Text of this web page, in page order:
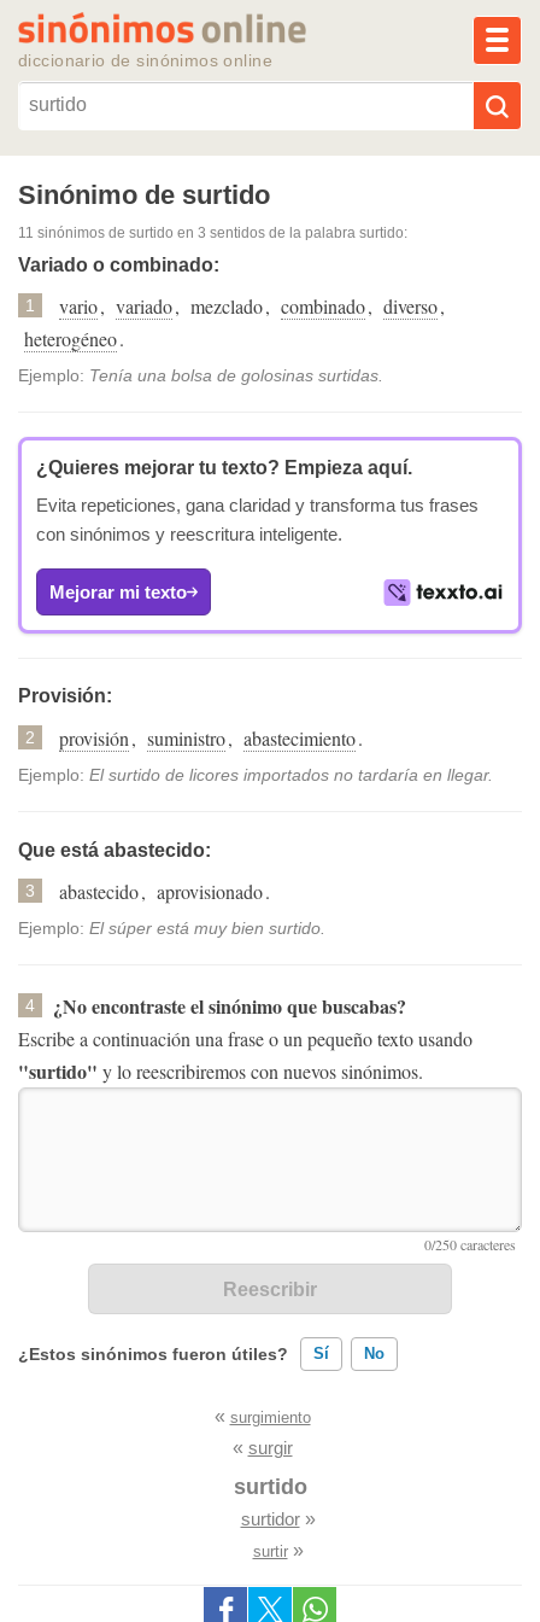
diccionario de sinónimos online
Reescribir texto con IA
Sinónimos populares
Temas populares
Temas recientes
Sinónimo de surtido
11 sinónimos de surtido en 3 sentidos de la palabra surtido:
Variado o combinado:
1 vario, variado, mezclado, combinado, diverso,
heterogéneo.
Ejemplo: Tenía una bolsa de golosinas surtidas.
¿Quieres mejorar tu texto? Empieza aquí.
Evita repeticiones, gana claridad y transforma tus frases
con sinónimos y reescritura inteligente.
Mejorar mi texto
Provisión:
2 provisión, suministro, abastecimiento.
Ejemplo: El surtido de licores importados no tardaría en llegar.
Que está abastecido:
3 abastecido, aprovisionado.
Ejemplo: El súper está muy bien surtido.
4 ¿No encontraste el sinónimo que buscabas?
Escribe a continuación una frase o un pequeño texto usando
"surtido" y lo reescribiremos con nuevos sinónimos.
¿Estos sinónimos fueron útiles? Sí No
Existen sinónimos incorrectos
Ninguno de los sinónimos presentados me ayudó
« surgimiento
« surgir
surtido
surtidor»
surtir»